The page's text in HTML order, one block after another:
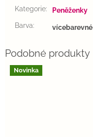
Kategorie:
Peněženky
Barva: vícebarevné
Novinka